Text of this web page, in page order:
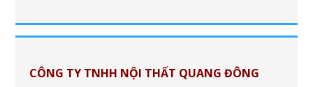
CÔNG TY TNHH NỘI THẤT QUANG ĐÔNG